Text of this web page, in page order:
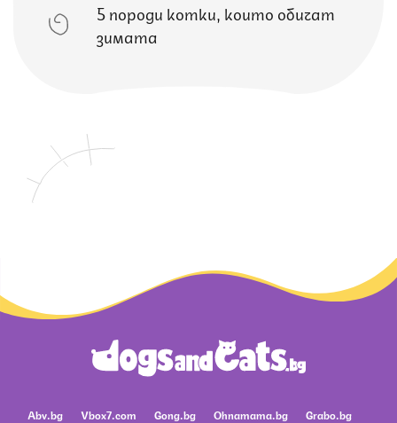
5 породи котки, които обичат
зимата
Abv.bg Vbox7.com Gong.bg Ohnamama.bg Grabo.bg